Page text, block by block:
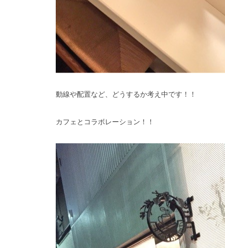
動線や配置など、どうするか考え中です！！
カフェとコラボレーション！！